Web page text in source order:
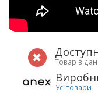
Товар в
Усі товари